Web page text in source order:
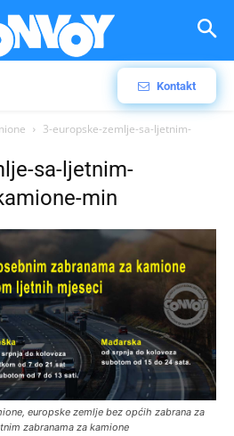
Kontakt
3-europske-zemlje-sa-ljetnim-
sa-ljetnim-
min
europske zemlje bez općih zabrana za
zabranama za kamione